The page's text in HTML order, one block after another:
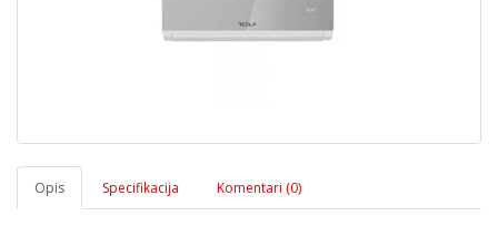
Opis Specifikacija Komentari (0)